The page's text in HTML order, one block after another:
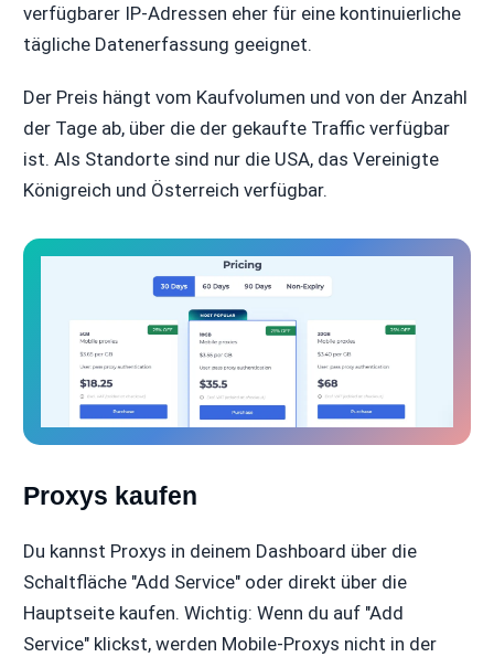
verfügbarer IP-Adressen eher für eine kontinuierliche
tägliche Datenerfassung geeignet.
Der Preis hängt vom Kaufvolumen und von der Anzahl
der Tage ab, über die der gekaufte Traffic verfügbar
ist. Als Standorte sind nur die USA, das Vereinigte
Königreich und Österreich verfügbar.
Proxys kaufen
Du kannst Proxys in deinem Dashboard über die
Schaltfläche "Add Service" oder direkt über die
Hauptseite kaufen. Wichtig: Wenn du auf "Add
Service" klickst, werden Mobile-Proxys nicht in der